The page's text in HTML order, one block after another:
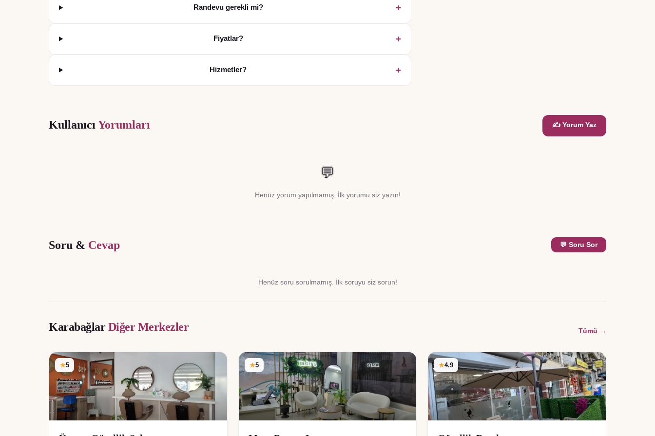
Randevu gerekli mi? +
Fiyatlar? +
Hizmetler? +
Kullanıcı Yorumları ✍️ Yorum Yaz
💬
Henüz yorum yapılmamış. İlk yorumu siz yazın!
Soru & Cevap 💬 Soru Sor
Henüz soru sorulmamış. İlk soruyu siz sorun!
Karabağlar Diğer Merkezler Tümü →
★5 ★5 ★4.9